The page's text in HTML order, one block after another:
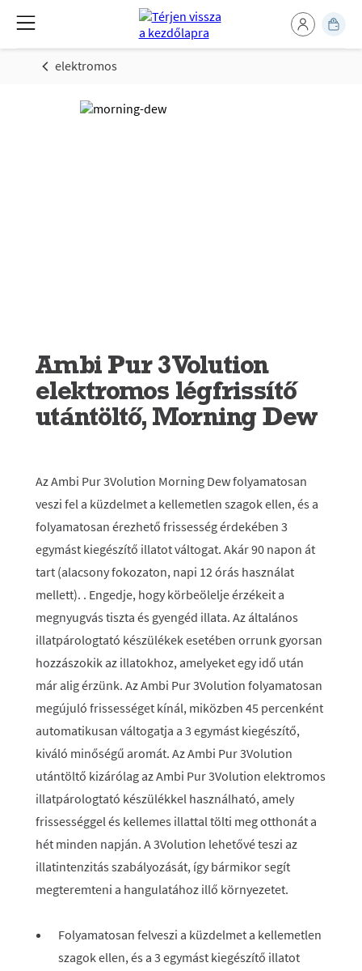
elektromos
Ambi Pur 3Volution
elektromos légfrissítő
utántöltő, Morning Dew
Az Ambi Pur 3Volution Morning Dew folyamatosan
veszi fel a küzdelmet a kellemetlen szagok ellen, és a
folyamatosan érezhető frissesség érdekében 3
egymást kiegészítő illatot váltogat. Akár 90 napon át
tart (alacsony fokozaton, napi 12 órás használat
mellett). . Engedje, hogy körbeölelje érzékeit a
megnyugvás tiszta és gyengéd illata. Az általános
illatpárologtató készülékek esetében orrunk gyorsan
hozzászokik az illatokhoz, amelyeket egy idő után
már alig érzünk. Az Ambi Pur 3Volution folyamatosan
megújuló frissességet kínál, miközben 45 percenként
automatikusan váltogatja a 3 egymást kiegészítő,
kiváló minőségű aromát. Az Ambi Pur 3Volution
utántöltő kizárólag az Ambi Pur 3Volution elektromos
illatpárologtató készülékkel használható, amely
frissességgel és kellemes illattal tölti meg otthonát a
hét minden napján. A 3Volution lehetővé teszi az
illatintenzitás szabályozását, így bármikor segít
megteremteni a hangulatához illő környezetet.
Folyamatosan felveszi a küzdelmet a kellemetlen
szagok ellen, és a 3 egymást kiegészítő illatot